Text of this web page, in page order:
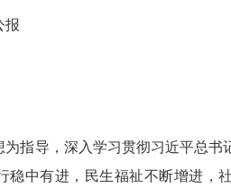
报
指导， 深入学习贯彻习近平总书
稳中有进 ， 民生福祉不断增进，